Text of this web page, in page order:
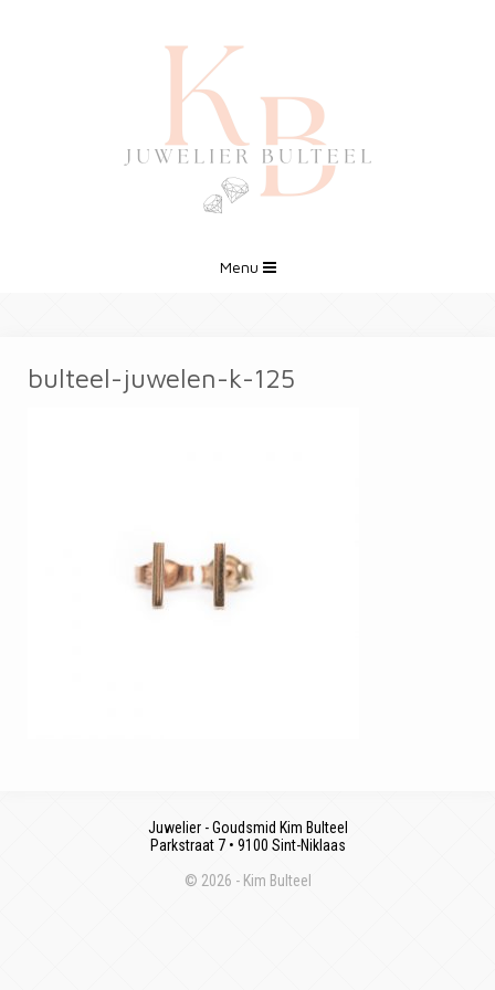
Menu
bulteel-juwelen-k-125
Juwelier - Goudsmid Kim Bulteel
Parkstraat 7 • 9100 Sint-Niklaas
© 2026 - Kim Bulteel